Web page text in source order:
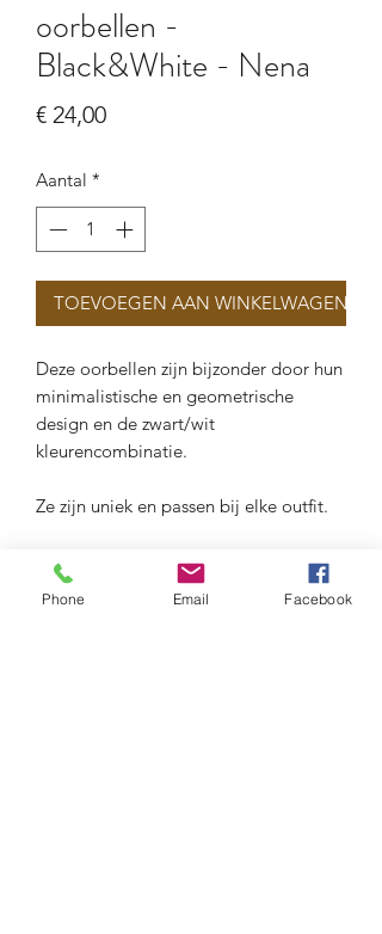
oorbellen -
Black&White - Nena
€ 24,00Prijs
Aantal *
TOEVOEGEN AAN WINKELWAGEN
Deze oorbellen zijn bijzonder door hun
minimalistische en geometrische
design en de zwart/wit
kleurencombinatie.
Ze zijn uniek en passen bij elke outfit.
lengte: 5 cm
Phone Email Facebook